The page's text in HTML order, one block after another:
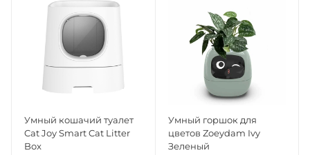
Умный кошачий туалет
Cat Joy Smart Cat Litter
Box
Умный горшок для
цветов Zoeydam Ivy
Зеленый